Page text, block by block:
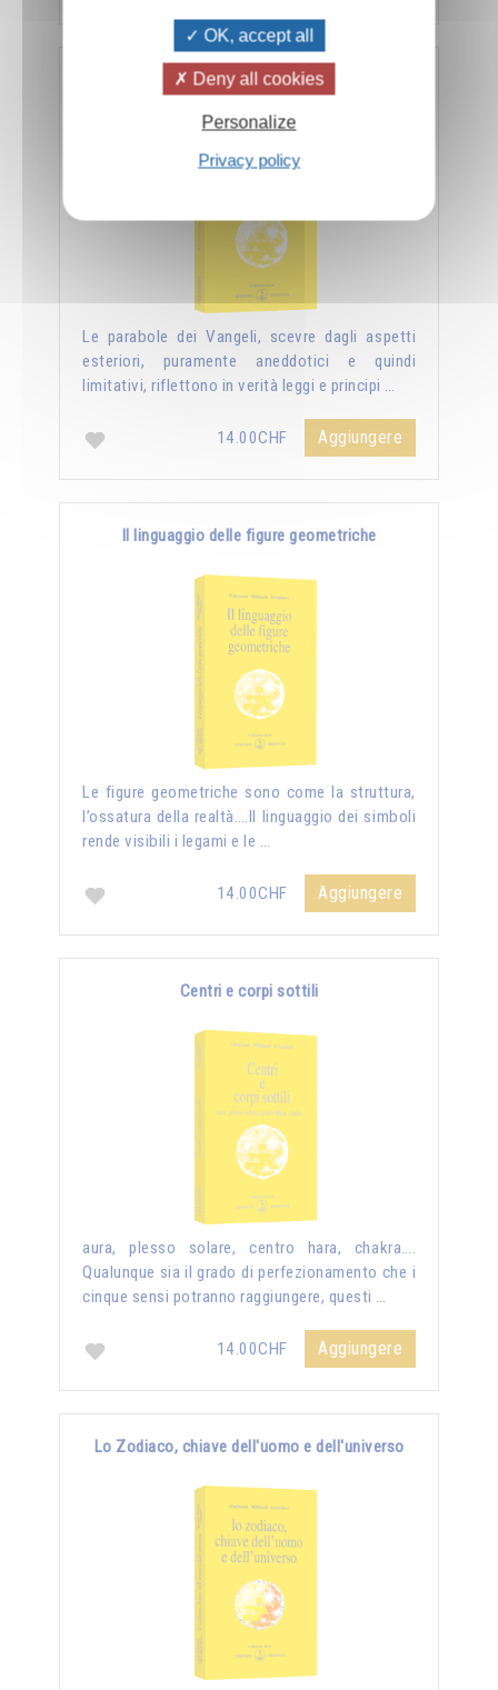
Nuova luce sui vangeli
Le parabole dei Vangeli, scevre dagli aspetti
esteriori, puramente aneddotici e quindi
limitativi, riflettono in verità leggi e principi …
14.00CHF Aggiungere
Il linguaggio delle figure geometriche
Le figure geometriche sono come la struttura,
l’ossatura della realtà….Il linguaggio dei simboli
rende visibili i legami e le …
14.00CHF Aggiungere
Centri e corpi sottili
aura, plesso solare, centro hara, chakra….
Qualunque sia il grado di perfezionamento che i
cinque sensi potranno raggiungere, questi …
14.00CHF Aggiungere
Lo Zodiaco, chiave dell'uomo e dell'universo
OK, accept all
Deny all cookies
Personalize
Privacy policy